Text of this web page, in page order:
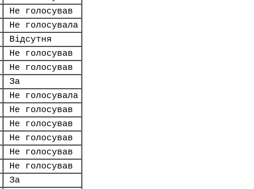
Не голосував
Не голосувала
Відсутня
Не голосував
Не голосував
За
Не голосувала
Не голосував
Не голосував
Не голосував
Не голосував
Не голосував
За